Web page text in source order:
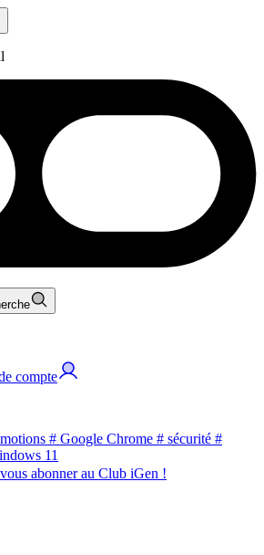
compte
# Google Chrome # sécurité #
11
abonner au Club iGen !